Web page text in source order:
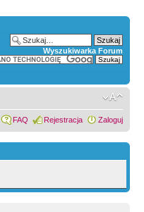
Wyszukiwarka Forum
FAQ Rejestracja Zaloguj